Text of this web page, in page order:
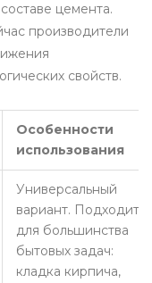
цемента.
производители
свойств.
Особенности
использования
Универсальный
вариант. Подходит
для большинства
бытовых задач:
кладка кирпича,